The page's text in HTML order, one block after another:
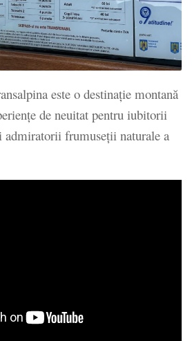
este o destinație montană
de neuitat pentru iubitorii
admiratorii frumuseții naturale a